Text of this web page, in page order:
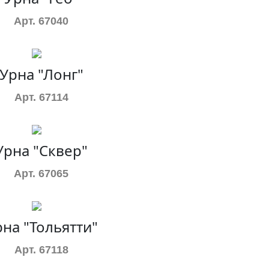
Арт. 67040
Урна "Лонг"
Арт. 67114
"Сквер"
Арт. 67065
"Тольятти"
Арт. 67118